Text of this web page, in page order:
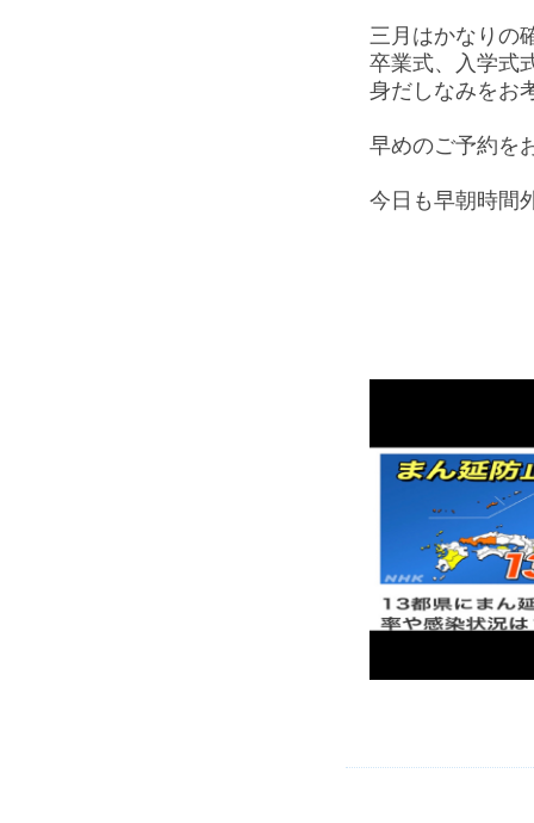
三月はかなりの
卒業式、入学式
身だしなみをお
早めのご予約を
今日も早朝時間